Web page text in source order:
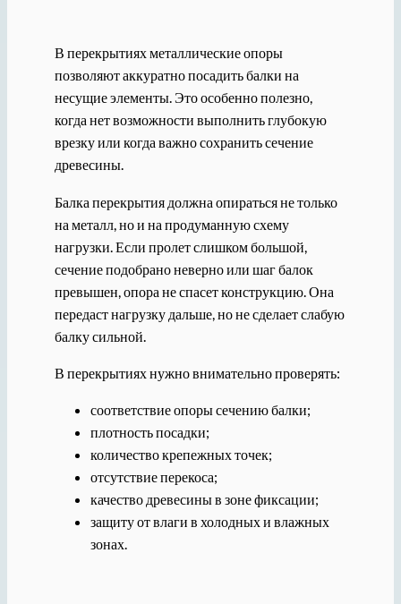
В перекрытиях металлические опоры
позволяют аккуратно посадить балки на
несущие элементы. Это особенно полезно,
когда нет возможности выполнить глубокую
врезку или когда важно сохранить сечение
древесины.
Балка перекрытия должна опираться не только
на металл, но и на продуманную схему
нагрузки. Если пролет слишком большой,
сечение подобрано неверно или шаг балок
превышен, опора не спасет конструкцию. Она
передаст нагрузку дальше, но не сделает слабую
балку сильной.
В перекрытиях нужно внимательно проверять:
соответствие опоры сечению балки;
плотность посадки;
количество крепежных точек;
отсутствие перекоса;
качество древесины в зоне фиксации;
защиту от влаги в холодных и влажных
зонах.